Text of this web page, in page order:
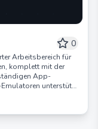
0
Arbeitsbereich für
komplett mit der
App-
unterstützt